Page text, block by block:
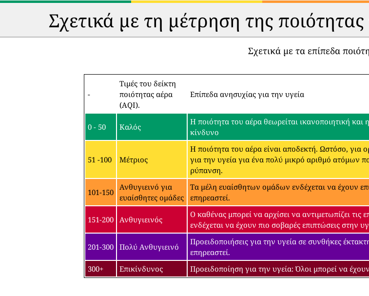
Σχετικά με τη μέτρηση της
Σχετικά με τα επίπεδα
-
Τιμές του δείκτη
ποιότητας αέρα
(AQI).
Επίπεδα ανησυχίας για την υγεία
0 - 50 Καλός
Η ποιότητα του αέρα θεωρείται ικανοποιητική
κίνδυνο
51 -100 Μέτριος
Η ποιότητα του αέρα είναι αποδεκτή. Ωστόσο, για
για την υγεία για ένα πολύ μικρό αριθμό ατόμων
ρύπανση.
101-150
Ανθυγιεινό για
ευαίσθητες ομάδες
Τα μέλη ευαίσθητων ομάδων ενδέχεται να έχουν
επηρεαστεί.
151-200 Ανθυγιεινός
Ο καθένας μπορεί να αρχίσει να αντιμετωπίζει
ενδέχεται να έχουν πιο σοβαρές επιπτώσεις στην
201-300 Πολύ Ανθυγιεινό
Προειδοποιήσεις για την υγεία σε συνθήκες
επηρεαστεί.
300+
Επικίνδυνος Προειδοποίηση για την υγεία: Όλοι μπορεί να